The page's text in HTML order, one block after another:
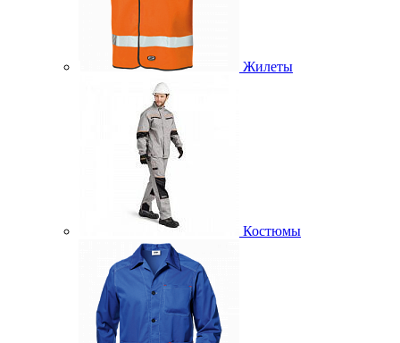
Жилеты
Костюмы